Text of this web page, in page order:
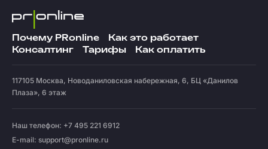
Почему PRonline
Как это работает
Консалтинг
Тарифы Как оплатить
117105 Москва, Новоданиловская набережная, 6, БЦ «Данилов
Плаза», 6 этаж
Наш телефон: +7 495 221 6912
E-mail: support@pronline.ru